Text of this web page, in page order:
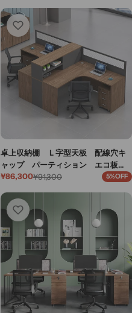
ル
価
格
価
格
卓上収納棚 Ｌ字型天板 配線穴キ
ャップ パーティション エコ板
材 デスク オフィスデスク 統
ト カスタマイズ可能 BGZ-K-224
セ
ル
価
¥86,300
通
価
格
¥91,300 5%OFF